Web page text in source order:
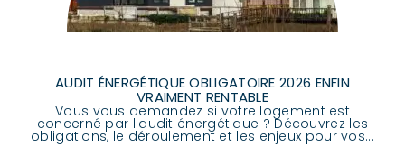
AUDIT ÉNERGÉTIQUE OBLIGATOIRE 2026 ENFIN
VRAIMENT RENTABLE
Vous vous demandez si votre logement est
concerné par l'audit énergétique ? Découvrez les
obligations, le déroulement et les enjeux pour vos...